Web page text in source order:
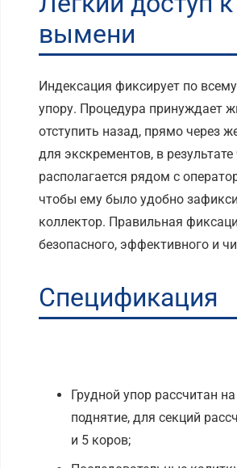
вымени
Индексация фиксирует по
упору. Процедура принуждает
отступить назад, прямо через
для экскрементов, в
располагается рядом с
чтобы ему было удобно
коллектор. Правильная
безопасного, эффективного и
Спецификация
Грудной упор рассчитан
поднятие, для секций
и 5 коров;